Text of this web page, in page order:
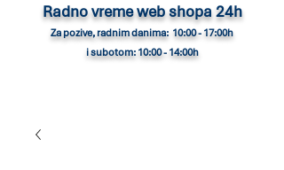
Radno vreme web shopa 24h
Za pozive, radnim danima: 10:00 - 17:00h
i subotom: 10:00 - 14:00h